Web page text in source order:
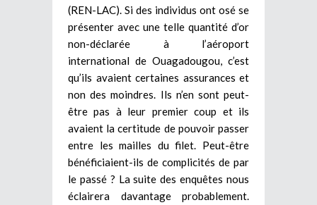
(REN-LAC). Si des individus ont osé se
présenter avec une telle quantité d’or
non-déclarée à l’aéroport
international de Ouagadougou, c’est
qu’ils avaient certaines assurances et
non des moindres. Ils n’en sont peut-
être pas à leur premier coup et ils
avaient la certitude de pouvoir passer
entre les mailles du filet. Peut-être
bénéficiaient-ils de complicités de par
le passé ? La suite des enquêtes nous
éclairera davantage probablement.